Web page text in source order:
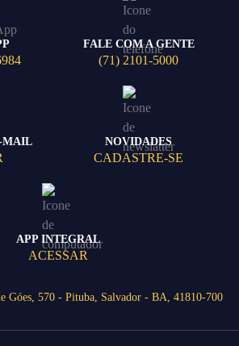
FALE COM A GENTE
(71) 2101-5000
MAIL NOVIDADES
CADASTRE-SE
APP INTEGRAL
ACESSAR
Góes, 570 - Pituba, Salvador - BA, 41810-700